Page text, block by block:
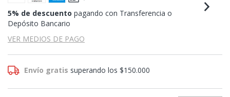
5% de descuento pagando con Transferencia o
Depósito Bancario
VER MEDIOS DE PAGO
Envío gratis superando los$150.000